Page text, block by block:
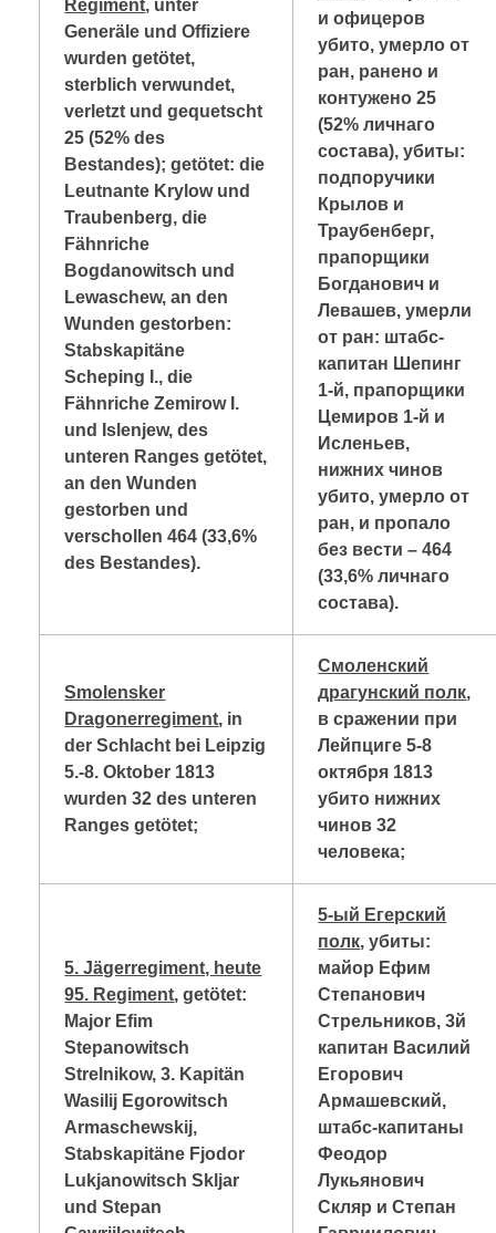
Regiment, unter
Generäle und Offiziere
wurden getötet,
sterblich verwundet,
verletzt und gequetscht
25 (52% des
Bestandes); getötet: die
Leutnante Krylow und
Traubenberg, die
Fähnriche
Bogdanowitsch und
Lewaschew, an den
Wunden gestorben:
Stabskapitäne
Scheping I., die
Fähnriche Zemirow I.
und Islenjew, des
unteren Ranges getötet,
an den Wunden
gestorben und
verschollen 464 (33,6%
des Bestandes).
и офицеров
убито, умерло от
ран, ранено и
контужено 25
(52% личнаго
состава), убиты:
подпоручики
Крылов и
Траубенберг,
прапорщики
Богданович и
Левашев, умерли
от ран: штабс-
капитан Шепинг
1-й, прапорщики
Цемиров 1-й и
Исленьев,
нижних чинов
убито, умерло от
ран, и пропало
без вести – 464
(33,6% личнаго
состава).
Smolensker
Dragonerregiment, in
der Schlacht bei Leipzig
5.-8. Oktober 1813
wurden 32 des unteren
Ranges getötet;
Смоленский
драгунский полк,
в сражении при
Лейпциге 5-8
октября 1813
убито нижних
чинов 32
человека;
5. Jägerregiment, heute
95. Regiment, getötet:
Major Efim
Stepanowitsch
Strelnikow, 3. Kapitän
Wasilij Egorowitsch
Armaschewskij,
Stabskapitäne Fjodor
Lukjanowitsch Skljar
und Stepan
5-ый Егерский
полк, убиты:
майор Ефим
Степанович
Стрельников, 3й
капитан Василий
Егорович
Армашевский,
штабс-капитаны
Феодор
Лукьянович
Скляр и Степан